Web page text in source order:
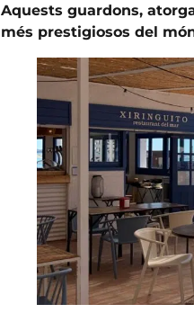
Aquests guardons,
més prestigiosos del